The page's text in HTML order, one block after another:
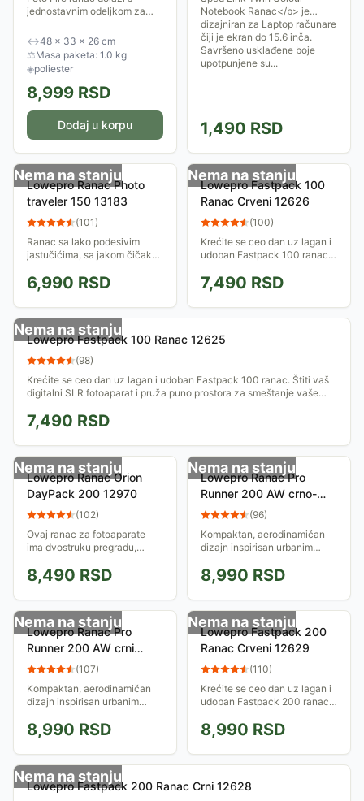
jednostavnim odeljkom za
Unutrašnji odeljak je
razdeljen na dva dela: prostor
za foto opremu i...
↔48 × 33 × 26 cm
⚖Masa paketa: 1.0 kg
◈poliester
8,999 RSD
Dodaj u korpu
Notebook Ranac</b> je
dizajniran za Laptop računare
čiji je ekran do 15.6 inča.
Savršeno usklađene boje
upotpunjene su...
1,490 RSD
Nema na stanju
Lowepro Ranac Photo
traveler 150 13183
(101)
Ranac sa lako podesivim
jastučićima, sa jakom čičak
raspored opreme. Sa obe
strane ranca su SlipLock™
petlje za kačenje...
6,990 RSD
Nema na stanju
Lowepro Fastpack 100
Ranac Crveni 12626
(100)
Krećite se ceo dan uz lagan i
udoban Fastpack 100 ranac.
fotoaparat i pruža puno
prostora za smeštanje vaše
dodatne opreme....
7,490 RSD
Nema na stanju
Lowepro Fastpack 100 Ranac 12625
(98)
Krećite se ceo dan uz lagan i udoban Fastpack 100 ranac. Štiti vaš
digitalni SLR fotoaparat i pruža puno prostora za smeštanje vaše
7,490 RSD
Nema na stanju
Lowepro Ranac Orion
DayPack 200 12970
(102)
Ovaj ranac za fotoaparate
ima dvostruku pregradu,
komplet sa aparatom kao i
lične dodatke. Vlasnici DSL
fotoaparata će...
8,490 RSD
Nema na stanju
Lowepro Ranac Pro
Runner 200 AW crno-
zeleni 13134
(96)
Kompaktan, aerodinamičan
dizajn inspirisan urbanim
svoju opremu nose kroz
ulične gužve. U njega staje
fotoaparat, tripod...
8,990 RSD
Nema na stanju
Lowepro Ranac Pro
Runner 200 AW crni
13019
(107)
Kompaktan, aerodinamičan
dizajn inspirisan urbanim
svoju opremu nose kroz
ulične gužve. U njega staje
fotoaparat, tripod...
8,990 RSD
Nema na stanju
Lowepro Fastpack 200
Ranac Crveni 12629
(110)
Krećite se ceo dan uz lagan i
udoban Fastpack 200 ranac.
fotoaparat i pruža puno
prostora za smeštanje vaše
dodatne opreme....
8,990 RSD
Nema na stanju
Lowepro Fastpack 200 Ranac Crni 12628